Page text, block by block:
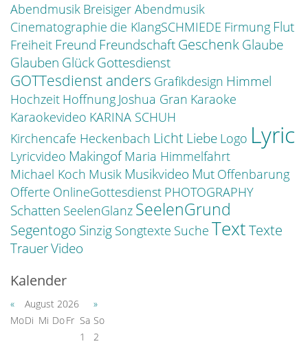
Abendmusik Breisiger Abendmusik
Cinematographie die KlangSCHMIEDE Firmung Flut
Freiheit Freund Freundschaft Geschenk Glaube
Glauben Glück Gottesdienst
GOTTesdienst anders Grafikdesign Himmel
Hochzeit Hoffnung Joshua Gran Karaoke
Karaokevideo KARINA SCHUH
Kirchencafe Heckenbach Licht Liebe Logo Lyric
Lyricvideo Makingof Maria Himmelfahrt
Michael Koch Musik Musikvideo Mut Offenbarung
Offerte OnlineGottesdienst PHOTOGRAPHY
Schatten SeelenGlanz SeelenGrund
Segentogo Sinzig Songtexte Suche TextTexte
TrauerVideo
Kalender
« August 2026
»
MoDi Mi DoFr Sa So
1
2